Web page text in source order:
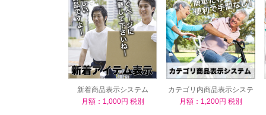
新着商品表示システム
月額：1,000円 税別
カテゴリ内商品表示システ
ム
月額：1,200円 税別